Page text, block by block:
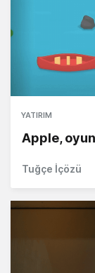
YATIRIM
Apple,
Tuğçe İçözü